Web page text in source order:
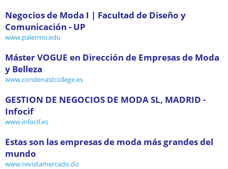
Negocios de Moda I | Facultad de Diseño y
Comunicación - UP
www.palermo.edu
Máster VOGUE en Dirección de Empresas de Moda
y Belleza
www.condenastcollege.es
GESTION DE NEGOCIOS DE MODA SL, MADRID -
Infocif
www.infocif.es
Estas son las empresas de moda más grandes del
mundo
www.revistamercado.do